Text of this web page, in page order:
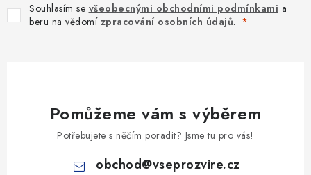
Souhlasím se všeobecnými obchodními podmínkami a
beru na vědomí zpracování osobních údajů.
Pomůžeme vám s výběrem
Potřebujete s něčím poradit? Jsme tu pro vás!
obchod@vseprozvire.cz